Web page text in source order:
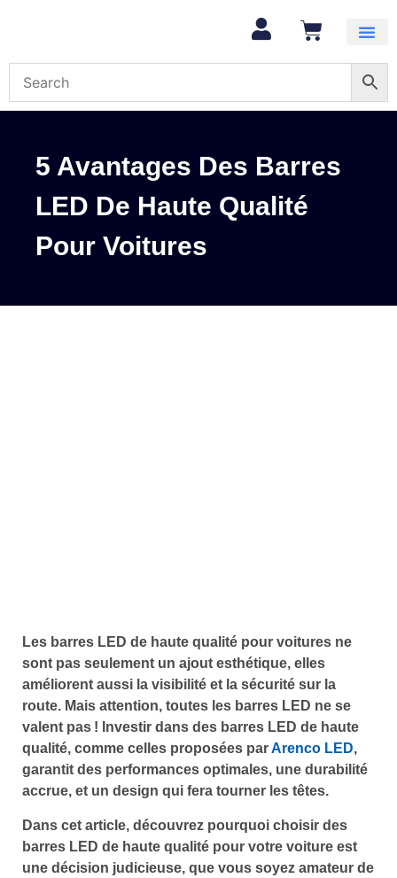
5 Avantages Des Barres
LED De Haute Qualité
Pour Voitures
Les barres LED de haute qualité pour voitures ne
sont pas seulement un ajout esthétique, elles
améliorent aussi la visibilité et la sécurité sur la
route. Mais attention, toutes les barres LED ne se
valent pas ! Investir dans des barres LED de haute
qualité, comme celles proposées parArenco LED,
garantit des performances optimales, une durabilité
accrue, et un design qui fera tourner les têtes.
Dans cet article, découvrez pourquoi choisir des
barres LED de haute qualité pour votre voiture est
une décision judicieuse, que vous soyez amateur de